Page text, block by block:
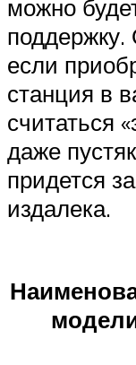
можно
поддержку.
если
станция в
считаться
даже
придется
издалека.